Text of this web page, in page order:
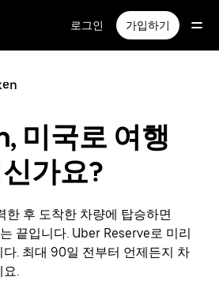
로그인 가입하기
미국로 여행
가요?
한 후 도착한 차량에 탑승하면
끝입니다. Uber Reserve로 미리
. 최대 90일 전부터 언제든지 차
요.